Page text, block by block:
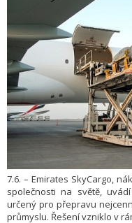
7.6. – Emirates SkyCargo,
společnosti na světě,
určený pro přepravu
průmyslu. Řešení vzniklo v